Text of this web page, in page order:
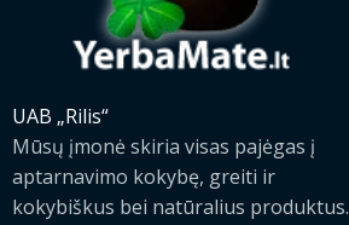
UAB „Rilis“
Mūsų įmonė skiria visas pajėgas į
aptarnavimo kokybę, greiti ir
kokybiškus bei natūralius produktus.